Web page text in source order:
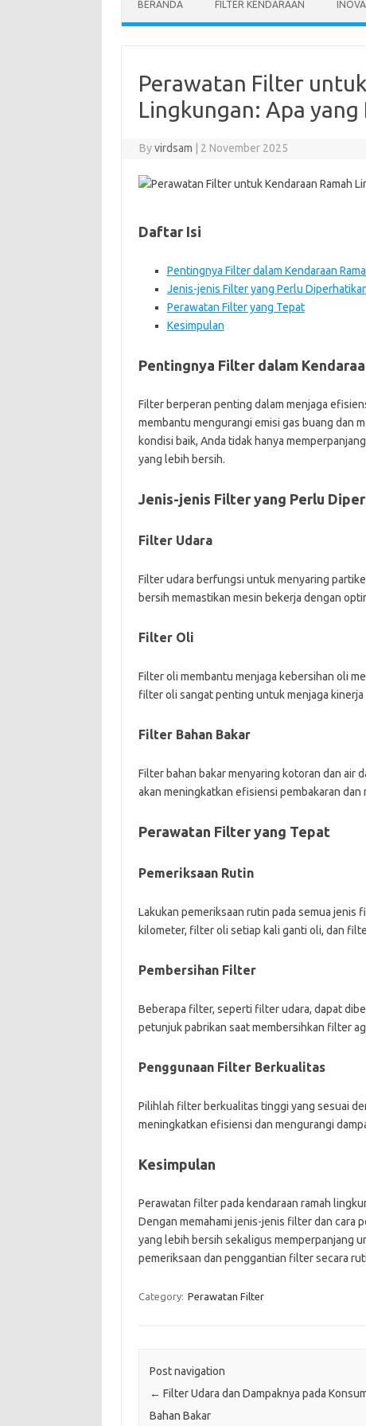
BERANDA FILTER KENDARAAN
Perawatan Filter
Lingkungan: Apa
Byvirdsam 2 November 2025
Daftar Isi
Pentingnya Filter dalam Kendaraan
Jenis-jenis Filter yang Perlu
Perawatan Filter yang Tepat
Kesimpulan
Pentingnya Filter dalam
Filter berperan penting dalam menjaga
membantu mengurangi emisi gas buang dan
kondisi baik, Anda tidak hanya
yang lebih bersih.
Jenis-jenis Filter yang Perlu
Filter Udara
Filter udara berfungsi untuk menyaring
bersih memastikan mesin bekerja dengan
Filter Oli
Filter oli membantu menjaga kebersihan oli
filter oli sangat penting untuk menjaga
Filter Bahan Bakar
Filter bahan bakar menyaring kotoran dan air
akan meningkatkan efisiensi pembakaran dan
Perawatan Filter yang Tepat
Pemeriksaan Rutin
Lakukan pemeriksaan rutin pada semua
kilometer, filter oli setiap kali ganti oli, dan
Pembersihan Filter
Beberapa filter, seperti filter udara, dapat
petunjuk pabrikan saat membersihkan filter
Penggunaan Filter Berkualitas
Pilihlah filter berkualitas tinggi yang sesuai
meningkatkan efisiensi dan mengurangi
Kesimpulan
Perawatan filter pada kendaraan ramah
Dengan memahami jenis-jenis filter dan cara
yang lebih bersih sekaligus memperpanjang
pemeriksaan dan penggantian filter secara
Category: Perawatan Filter
Post navigation
← Filter Udara dan Dampaknya pada
Bahan Bakar